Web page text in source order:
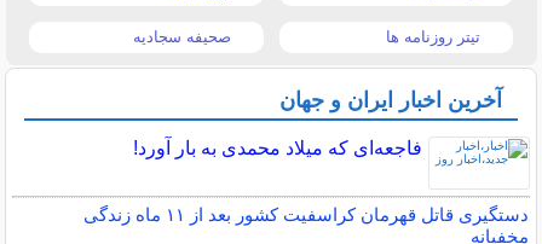
تیتر روزنامه ها صحیفه سجادیه
آخرین اخبار ایران و جهان
فاجعه‌ای که میلاد محمدی به بار آورد!
دستگیری قاتل قهرمان کراسفیت کشور بعد از ۱۱ ماه زندگی
مخفیانه